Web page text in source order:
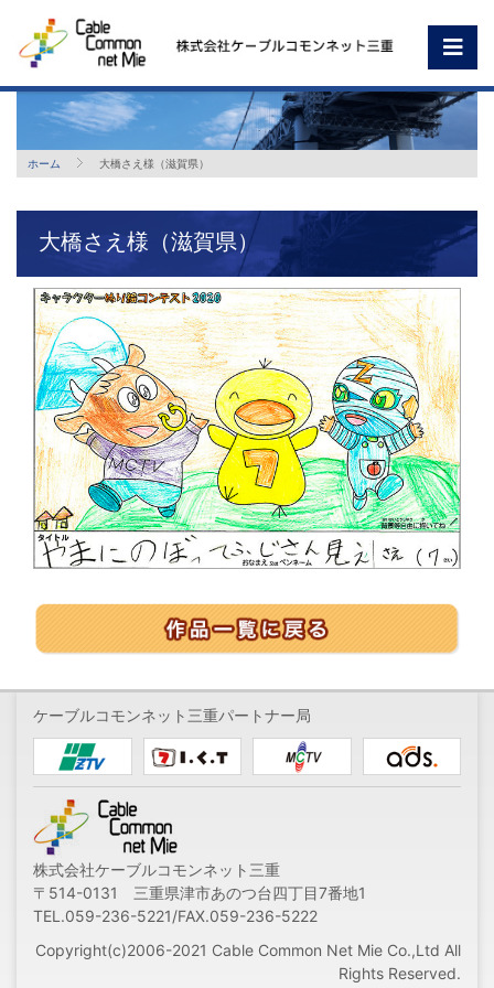
ホーム 大橋さえ様（滋賀県）
大橋さえ様（滋賀県）
ケーブルコモンネット三重パートナー局
株式会社ケーブルコモンネット三重
〒514-0131 三重県津市あのつ台四丁目7番地1
TEL.059-236-5221/FAX.059-236-5222
Copyright(c)2006-2021 Cable Common Net Mie Co.,Ltd All
Rights Reserved.